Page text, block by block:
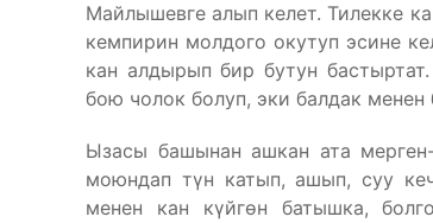
Майлышевге алып келет. Тилекке
кемпирин молдого окутуп эсине
кан алдырып бир бутун
бою чолок болуп, эки балдак менен
Ызасы башынан ашкан ата
моюндап түн катып, ашып, суу
менен кан күйгөн батышка,